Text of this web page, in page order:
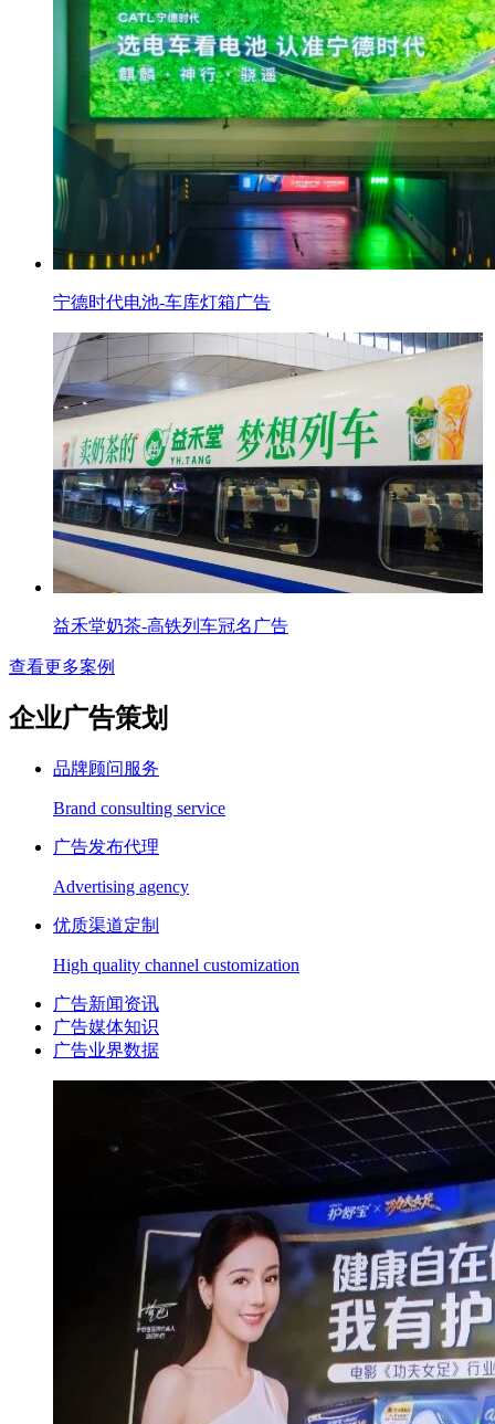
宁德时代电池-车库灯箱广告
益禾堂奶茶-高铁列车冠名广告
查看更多案例
企业广告策划
品牌顾问服务
Brand consulting service
广告发布代理
Advertising agency
优质渠道定制
High quality channel customization
广告新闻资讯
广告媒体知识
广告业界数据